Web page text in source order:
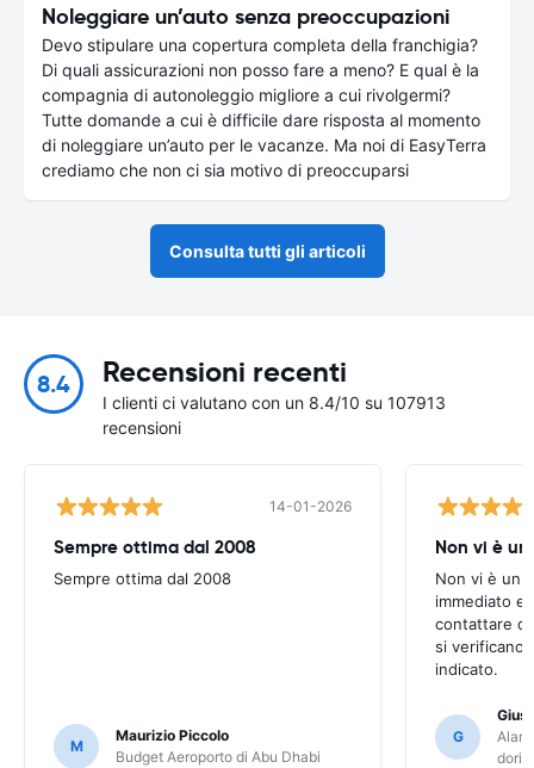
Noleggiare un’auto senza preoccupazioni
Devo stipulare una copertura completa della franchigia?
Di quali assicurazioni non posso fare a meno? E qual è la
compagnia di autonoleggio migliore a cui rivolgermi?
Tutte domande a cui è difficile dare risposta al momento
di noleggiare un’auto per le vacanze. Ma noi di EasyTerra
crediamo che non ci sia motivo di preoccuparsi
Consulta tutti gli articoli
8.4 Recensioni recenti
I clienti ci valutano con un 8.4/10 su 107913
recensioni
14-01-2026
Sempre ottima dal 2008
Sempre ottima dal 2008
M
Maurizio Piccolo
Budget Aeroporto di Abu Dhabi
Non vi è
Non vi è un
immediato e
contattare
si verificano
indicato.
G
dori